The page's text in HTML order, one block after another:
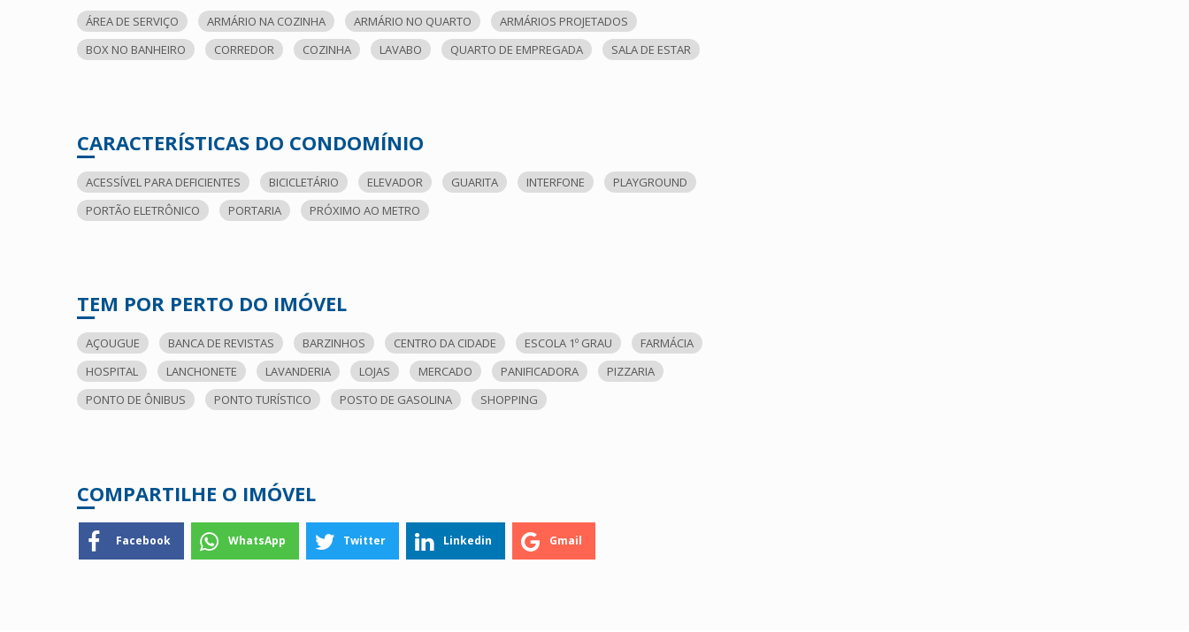
ÁREA DE SERVIÇO ARMÁRIO NA COZINHA ARMÁRIO NO QUARTO
ARMÁRIOS PROJETADOS
BOX NO BANHEIRO
CORREDOR COZINHA LAVABO QUARTO DE EMPREGADA SALA DE ESTAR
CARACTERÍSTICAS DO CONDOMÍNIO
ACESSÍVEL PARA DEFICIENTES BICICLETÁRIO ELEVADOR GUARITA INTERFONE
PLAYGROUND
PORTÃO ELETRÔNICO
PORTARIA PRÓXIMO AO METRO
TEM POR PERTO DO IMÓVEL
AÇOUGUE BANCA DE REVISTAS BARZINHOS CENTRO DA CIDADE ESCOLA 1º GRAU
FARMÁCIA
HOSPITAL
LANCHONETE LAVANDERIA LOJAS MERCADO PANIFICADORA
PIZZARIA
PONTO DE ÔNIBUS
PONTO TURÍSTICO POSTO DE GASOLINA SHOPPING
COMPARTILHE O IMÓVEL
Facebook WhatsApp Twitter Linkedin Gmail